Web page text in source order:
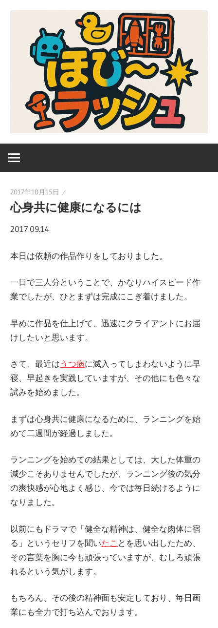
ほ
び
～
シ
ュ
ン
キ
ャ
タ
モ
デ
ス
ケ
ル
モ
デ
等、
主
趣
味
の
プ
モ
デ
ル
製
や、
2017年10月15日
心身共に健康になるには
2017.09.14
本日は依頼の作品作りをしておりました。
一日で三人分ということで、かなりハイスピード作
業でしたが、ひとまずは完成にこぎ着けました。
早めに作品を仕上げて、迅速にクライアントにお届
けしたいと思います。
さて、最近はうつ病に滅入ってしまわないように早
寝、早起きを実践していますが、その他にも色々な
試みを始めました。
まずは心身共に健康になるために、ランニングを始
めて二週間が経過しました。
ランニングを始めての結果としては、大した体重の
減少こそありませんでしたが、ランニング後の気分
の爽快感が心地よく感じ、今では毎日続けるように
なりました。
以前にもドラマで「健全な精神は、健全な肉体に宿
る」というセリフを聞いたこ とを思い出したため、
その言葉を胸に今も頑張っていますが、むしろ頑張
れるという気がします。
もちろん、その後の精神面も安定しており、毎日画
業にも全力で打ち込んでおります。